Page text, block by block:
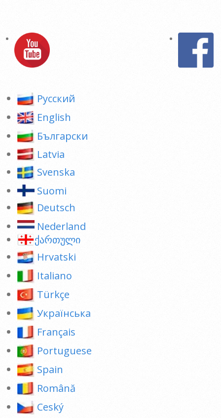
Pусский
English
Български
Latvia
Svenska
Suomi
Deutsch
Nederland
ქართული
Hrvatski
Italiano
Türkçe
Українська
Français
Portuguese
Spain
Română
Ceský